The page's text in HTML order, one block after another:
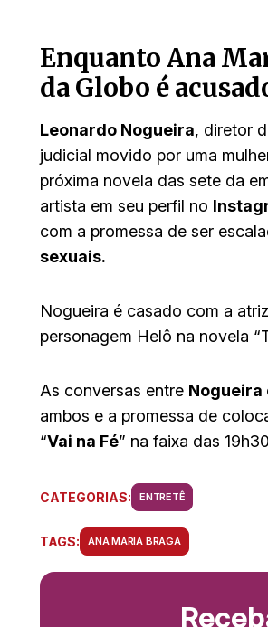
Enquanto Ana
da Globo é
Leonardo Nogueira, diretor
judicial movido por uma
próxima novela das sete da
artista em seu perfil no
com a promessa de ser
sexuais.
Nogueira é casado com a atriz
personagem Helô na novela
As conversas entre Nogueira
ambos e a promessa de
“Vai na Fé” na faixa das
CATEGORIAS: ENTRETÊ
TAGS: ANA MARIA BRAGA